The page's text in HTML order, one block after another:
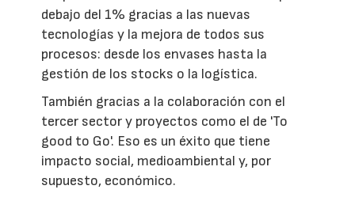
debajo del 1% gracias a las nuevas
tecnologías y la mejora de todos sus
procesos: desde los envases hasta la
gestión de los stocks o la logística.
También gracias a la colaboración con el
tercer sector y proyectos como el de 'To
good to Go'. Eso es un éxito que tiene
impacto social, medioambiental y, por
supuesto, económico.